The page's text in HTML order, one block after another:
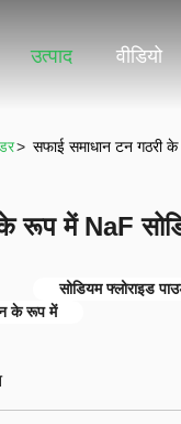
उत्पाद वीडियो
> सफाई समाधान टन गठरी
रूप में NaF
सोडियम फ्लोराइड
के रूप में